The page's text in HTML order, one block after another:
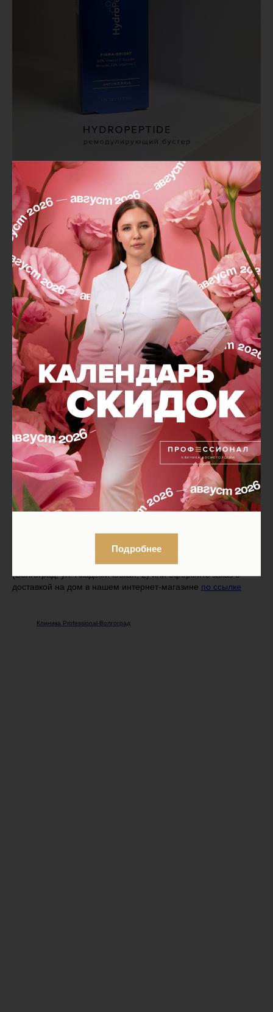
🍊 Неоспоримым антиоксидантом косметики
HydroPeptide
является FIRMA-BRIGHT Ремоделирующий бустер для
придания сияния и выравнивания микрорельефа кожи
🍊 А из испанского брендаSesderma
очень рекомендуем
линейку C-VIT. Увлажняющий крем и флюид для сияния кожи
эффективно увлажняют кожу, борются со свободными
✔️ Вы можете приобрести косметику и забрать ее в клинике
(Волгоград, ул. Академическая, 2) или оформить заказ с
доставкой на дом в нашем интернет-магазине по ссылке
Клиника Professional-Волгоград
Подробнее